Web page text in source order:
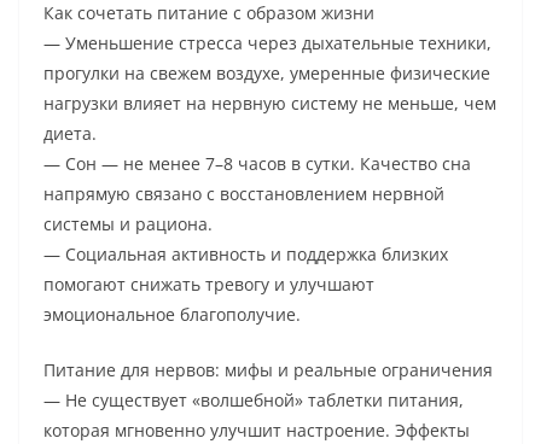
Как сочетать питание с образом жизни
— Уменьшение стресса через дыхательные техники,
прогулки на свежем воздухе, умеренные физические
нагрузки влияет на нервную систему не меньше, чем
диета.
— Сон — не менее 7–8 часов в сутки. Качество сна
напрямую связано с восстановлением нервной
системы и рациона.
— Социальная активность и поддержка близких
помогают снижать тревогу и улучшают
эмоциональное благополучие.
Питание для нервов: мифы и реальные ограничения
— Не существует «волшебной» таблетки питания,
которая мгновенно улучшит настроение. Эффекты